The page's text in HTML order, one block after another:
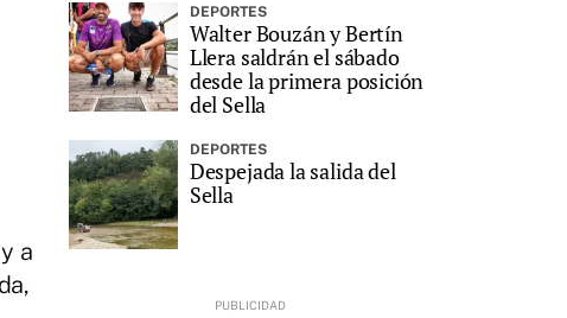
a
DEPORTES
Walter Bouzán y Bertín
Llera saldrán el sábado
desde la primera posición
del Sella
DEPORTES
Despejada la salida del
Sella